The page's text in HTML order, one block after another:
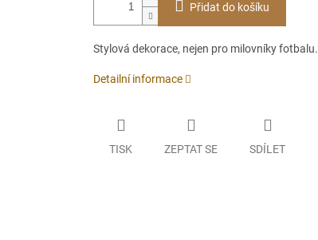
Přidat do košíku
Stylová dekorace, nejen pro milovníky fotbalu.
Detailní informace
TISK ZEPTAT SE SDÍLET